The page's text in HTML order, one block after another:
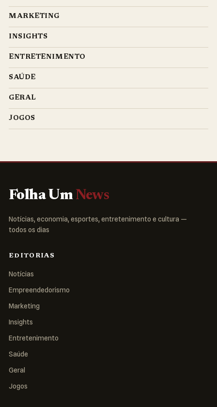
MARKETING
INSIGHTS
ENTRETENIMENTO
SAÚDE
GERAL
JOGOS
Folha Um News
Notícias, economia, esportes, entretenimento e cultura —
todos os dias
EDITORIAS
Notícias
Empreendedorismo
Marketing
Insights
Entretenimento
Saúde
Geral
Jogos